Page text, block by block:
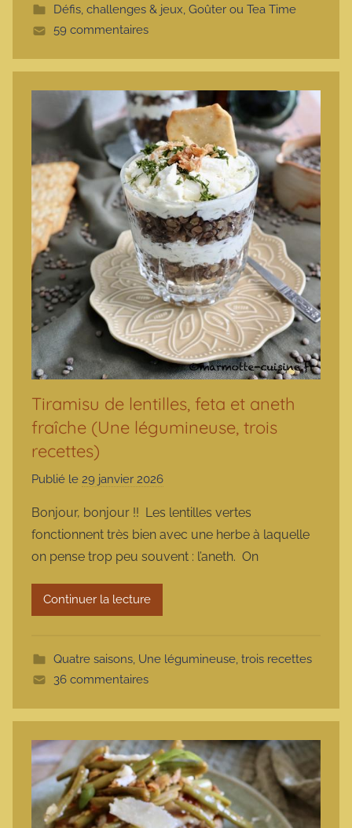
e
Défis, challenges & jeux, Goûter ou Tea Time
59 commentaires
Tiramisu de lentilles, feta et aneth
fraîche (Une légumineuse, trois
recettes)
Publié le 29 janvier 2026
r
m
a
t
Bonjour, bonjour !! Les lentilles vertes
fonctionnent très bien avec une herbe à laquelle
on pense trop peu souvent : l’aneth. On
Continuer la lecture
Quatre saisons, Une légumineuse, trois recettes
36 commentaires